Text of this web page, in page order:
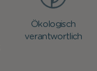
Ökologisch
verantwortlich